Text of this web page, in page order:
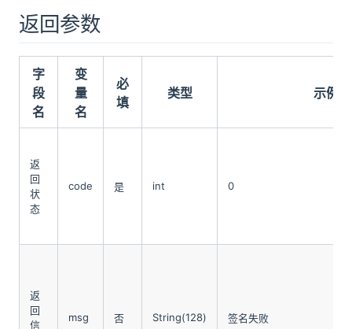
返回参数
字
段
名
变
量
名
必
填
类型 示例值
返
回
状
态
code 是 int 0
返
回
信
msg 否 String(128) 签名失败